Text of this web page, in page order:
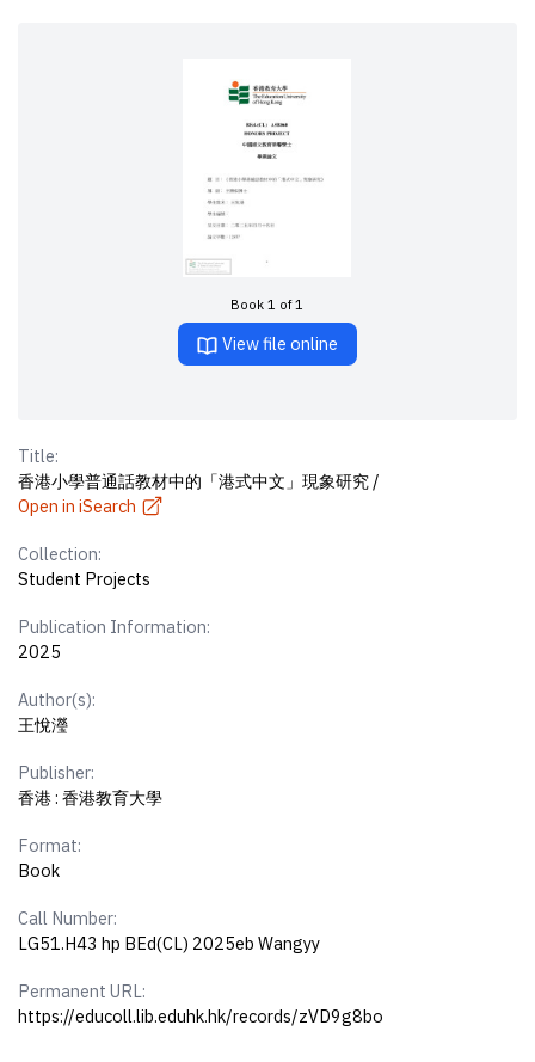
Book 1 of 1
View file online
Title:
香港小學普通話教材中的「港式中文」現象研究 /
Open in iSearch
Collection:
Student Projects
Publication Information:
2025
Author(s):
王悅瀅
Publisher:
香港 : 香港教育大學
Format:
Book
Call Number:
LG51.H43 hp BEd(CL) 2025eb Wangyy
Permanent URL:
https://educoll.lib.eduhk.hk/records/zVD9g8bo